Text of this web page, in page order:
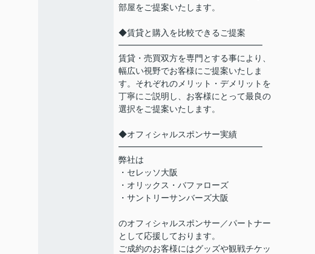
部屋をご提案いたします。
◆賃貸と購入を比較できるご提案
━━━━━━━━━━━━━━━━━
賃貸・売買双方を専門とする事により、
幅広い視野でお客様にご提案いたしま
す。それぞれのメリット・デメリットを
丁寧にご説明し、お客様にとって最良の
選択をご提案いたします。
◆オフィシャルスポンサー実績
━━━━━━━━━━━━━━━━━
弊社は
・セレッソ大阪
・オリックス・バファローズ
・サントリーサンバーズ大阪
のオフィシャルスポンサー／パートナー
として応援しております。
ご成約のお客様にはグッズや観戦チケッ